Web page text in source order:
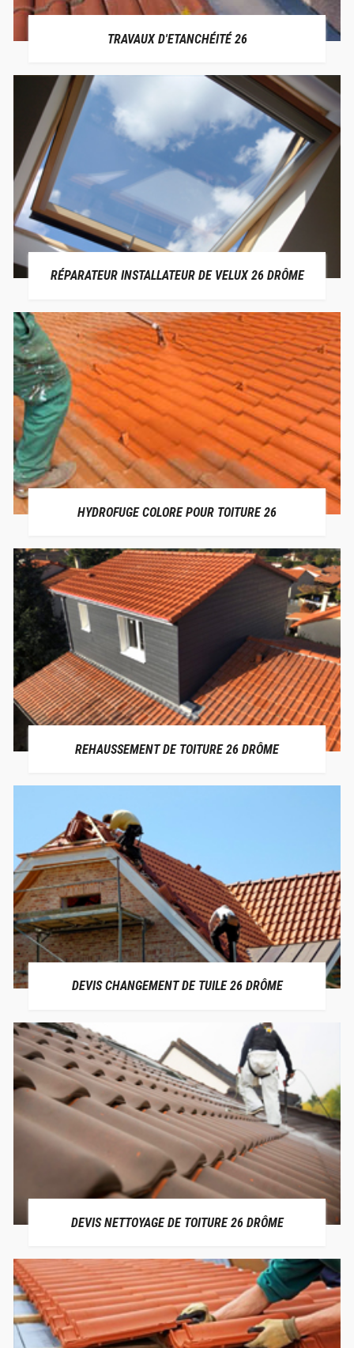
TRAVAUX D'ETANCHÉITÉ 26
RÉPARATEUR INSTALLATEUR DE VELUX 26 DRÔME
HYDROFUGE COLORE POUR TOITURE 26
REHAUSSEMENT DE TOITURE 26 DRÔME
DEVIS CHANGEMENT DE TUILE 26 DRÔME
DEVIS NETTOYAGE DE TOITURE 26 DRÔME